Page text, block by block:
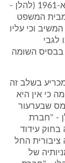
לפקודת מס הכנסה [נוסח חדש], התשכ"א-1961 (להלן -
המשפט
וכי עליו
לגבי
השומה
בשלב זה
כי אין היא
שבערעור
- "חברת
עידוד
התשכ"ט -1969 וחברה ציבורית החל
מניותיה של